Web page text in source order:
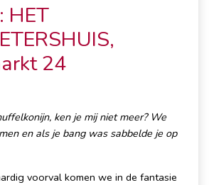
HET
24
ken je mij niet meer? We
en als je bang was sabbelde je op
voorval komen we in de fantasie